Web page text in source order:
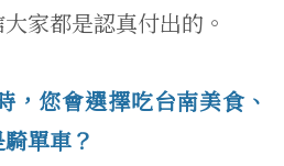
家都是認真付出的。
，您會選擇吃台南美食、
單車？